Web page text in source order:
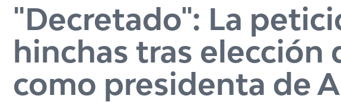
"Decretado": La
hinchas tras elección
como presidenta de